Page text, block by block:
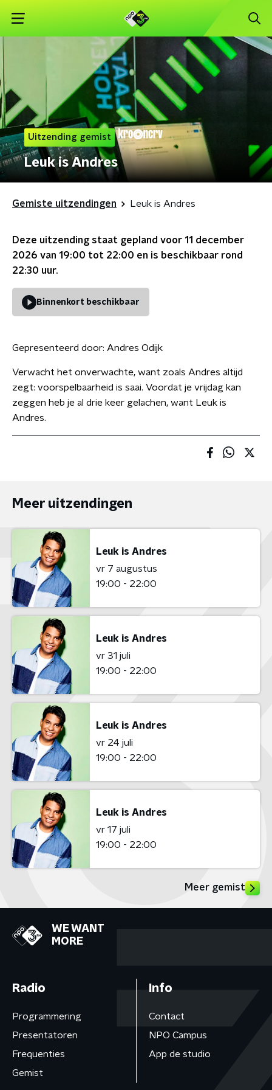
Uitzending gemist
Leuk is Andres
Gemiste uitzendingen Leuk is Andres
Deze uitzending staat gepland voor 11 december
2026 van 19:00 tot 22:00 en is beschikbaar rond
22:30 uur.
Binnenkort beschikbaar
Gepresenteerd door: Andres Odijk
Verwacht het onverwachte, want zoals Andres altijd
zegt: voorspelbaarheid is saai. Voordat je vrijdag kan
zeggen heb je al drie keer gelachen, want Leuk is
Andres.
Meer uitzendingen
Leuk is Andres
vr 7 augustus
19:00 - 22:00
Leuk is Andres
vr 31 juli
19:00 - 22:00
Leuk is Andres
vr 24 juli
19:00 - 22:00
Leuk is Andres
vr 17 juli
19:00 - 22:00
Meer gemist
WE WANT
MORE
Radio
Programmering
Presentatoren
Frequenties
Gemist
Info
Contact
NPO Campus
App de studio